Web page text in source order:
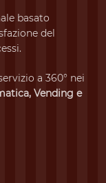
basato
del
a 360° nei
Vending e